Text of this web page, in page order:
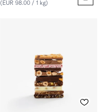
(EUR 98.00 / 1 kg)